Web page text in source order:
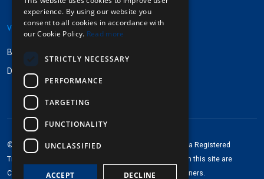
VEILEDNINGER
Bruksanvisning
Designinstrukser
©2013-2026 Pinpops® . All rights reserved. Pinpops
is a Registered
Trademark of Pinpops Ltd. Any brand logos depicted on this site are
Copyright © of and Trademarks for their respective owners.
experience. By using our website you
consent to all cookies in accordance with
our Cookie Policy. Read more
STRICTLY NECESSARY
PERFORMANCE
TARGETING
FUNCTIONALITY
UNCLASSIFIED
ACCEPT DECLINE